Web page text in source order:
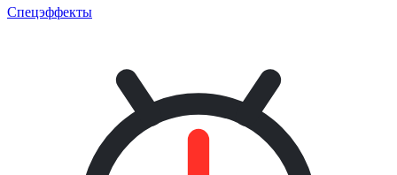
Спецэффекты